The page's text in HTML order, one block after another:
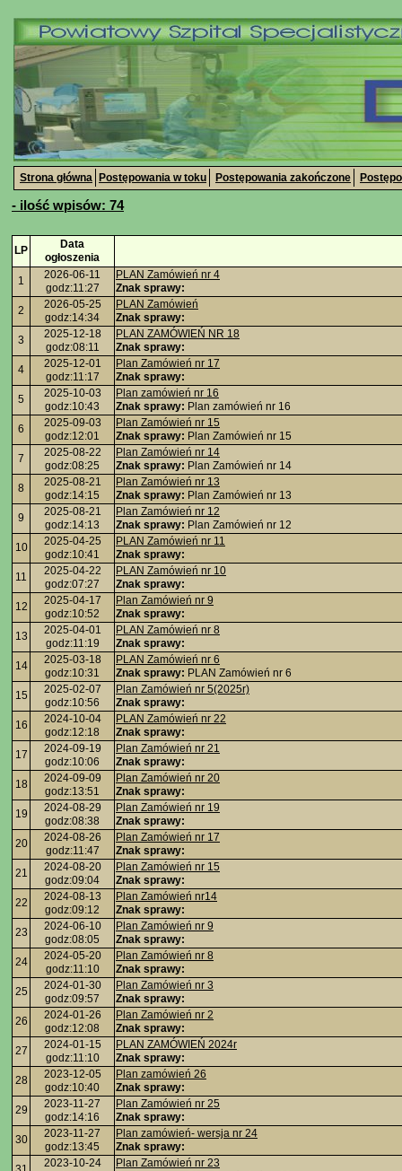
Strona główna Postępowania w toku Postępowania zakończone
- ilość wpisów: 74
LP
Data
ogłoszenia
1
2026-06-11
godz:11:27
PLAN Zamówień nr 4
Znak sprawy:
2
2026-05-25
godz:14:34
PLAN Zamówień
Znak sprawy:
3
2025-12-18
godz:08:11
PLAN ZAMÓWIEŃ NR 18
Znak sprawy:
4
2025-12-01
godz:11:17
Plan Zamówień nr 17
Znak sprawy:
5
2025-10-03
godz:10:43
Plan zamówień nr 16
Znak sprawy: Plan zamówień nr 16
6
2025-09-03
godz:12:01
Plan Zamówień nr 15
Znak sprawy: Plan Zamówień nr 15
7
2025-08-22
godz:08:25
Plan Zamówień nr 14
Znak sprawy: Plan Zamówień nr 14
8
2025-08-21
godz:14:15
Plan Zamówień nr 13
Znak sprawy: Plan Zamówień nr 13
9
2025-08-21
godz:14:13
Plan Zamówień nr 12
Znak sprawy: Plan Zamówień nr 12
10
2025-04-25
godz:10:41
PLAN Zamówień nr 11
Znak sprawy:
11
2025-04-22
godz:07:27
PLAN Zamówień nr 10
Znak sprawy:
12
2025-04-17
godz:10:52
Plan Zamówień nr 9
Znak sprawy:
13
2025-04-01
godz:11:19
PLAN Zamówień nr 8
Znak sprawy:
14
2025-03-18
godz:10:31
PLAN Zamówień nr 6
Znak sprawy: PLAN Zamówień nr 6
15
2025-02-07
godz:10:56
Plan Zamówień nr 5(2025r)
Znak sprawy:
16
2024-10-04
godz:12:18
PLAN Zamówień nr 22
Znak sprawy:
17
2024-09-19
godz:10:06
Plan Zamówień nr 21
Znak sprawy:
18
2024-09-09
godz:13:51
Plan Zamówień nr 20
Znak sprawy:
19
2024-08-29
godz:08:38
Plan Zamówień nr 19
Znak sprawy:
20
2024-08-26
godz:11:47
Plan Zamówień nr 17
Znak sprawy:
21
2024-08-20
godz:09:04
Plan Zamówień nr 15
Znak sprawy:
22
2024-08-13
godz:09:12
Plan Zamówień nr14
Znak sprawy:
23
2024-06-10
godz:08:05
Plan Zamówień nr 9
Znak sprawy:
24
2024-05-20
godz:11:10
Plan Zamówień nr 8
Znak sprawy:
25
2024-01-30
godz:09:57
Plan Zamówień nr 3
Znak sprawy:
26
2024-01-26
godz:12:08
Plan Zamówień nr 2
Znak sprawy:
27
2024-01-15
godz:11:10
PLAN ZAMÓWIEŃ 2024r
Znak sprawy:
28
2023-12-05
godz:10:40
Plan zamówień 26
Znak sprawy:
29
2023-11-27
godz:14:16
Plan Zamówień nr 25
Znak sprawy:
30
2023-11-27
godz:13:45
Plan zamówień- wersja nr 24
Znak sprawy:
2023-10-24
Plan Zamówień nr 23